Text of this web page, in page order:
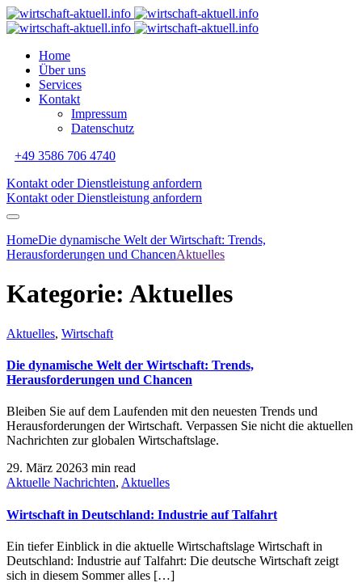
Home
Über uns
Services
Kontakt
Impressum
Datenschutz
+49 3586 706 4740
Kontakt oder Dienstleistung anfordern
Kontakt oder Dienstleistung anfordern
HomeDie dynamische Welt der Wirtschaft: Trends,
Herausforderungen und ChancenAktuelles
Kategorie: Aktuelles
Aktuelles, Wirtschaft
Die dynamische Welt der Wirtschaft: Trends,
Herausforderungen und Chancen
Bleiben Sie auf dem Laufenden mit den neuesten Trends und
Herausforderungen der Wirtschaft. Verpassen Sie nicht die aktuellen
Nachrichten zur globalen Wirtschaftslage.
29. März 20263 min read
Aktuelle Nachrichten, Aktuelles
Wirtschaft in Deutschland: Industrie auf Talfahrt
Ein tiefer Einblick in die aktuelle Wirtschaftslage Wirtschaft in
Deutschland: Industrie auf Talfahrt: Die deutsche Wirtschaft zeigt
sich in diesem Sommer alles […]